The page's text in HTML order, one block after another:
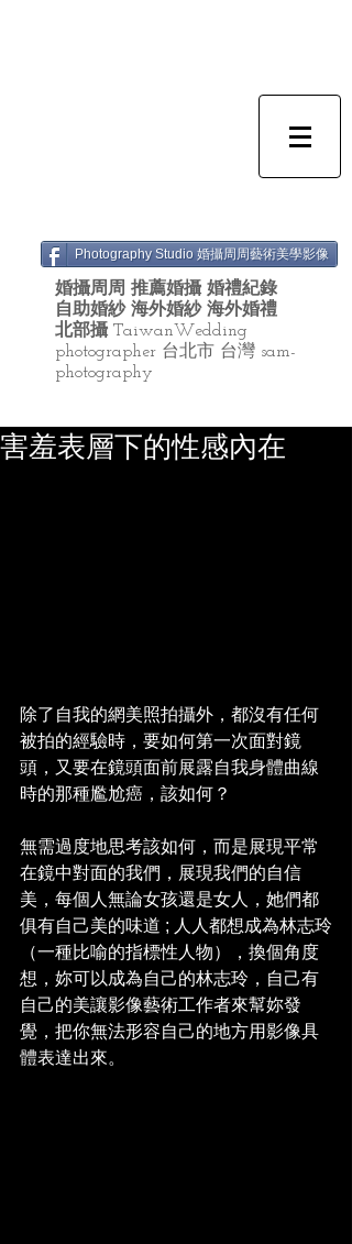
Photography Studio 婚攝周周藝術美學影像
婚攝周周 推薦婚攝 婚禮紀錄
自助婚紗 海外婚紗 海外婚禮
北部攝 TaiwanWedding
photographer 台北市 台灣 sam-
photography
害羞表層下的性感內在
除了自我的網美照拍攝外，都沒有任何
被拍的經驗時，要如何第一次面對鏡
頭，又要在鏡頭面前展露自我身體曲線
時的那種尷尬癌，該如何？
無需過度地思考該如何，而是展現平常
在鏡中對面的我們，展現我們的自信
美，每個人無論女孩還是女人，她們都
俱有自己美的味道 ; 人人都想成為林志玲
（一種比喻的指標性人物），換個角度
想，妳可以成為自己的林志玲，自己有
自己的美讓影像藝術工作者來幫妳發
覺，把你無法形容自己的地方用影像具
體表達出來。